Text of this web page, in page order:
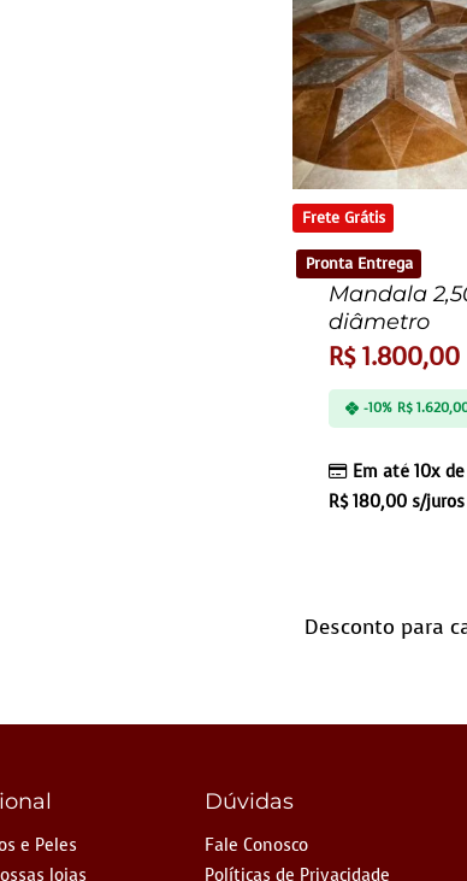
Frete Grátis
Pronta Entrega
Mandala
diâmetro
R$1.800,00
Em até 10x de
R$180,00 s/juros
-10% R$
Desconto para
e Peles
lojas
Dúvidas
Fale Conosco
Políticas de Privacidade